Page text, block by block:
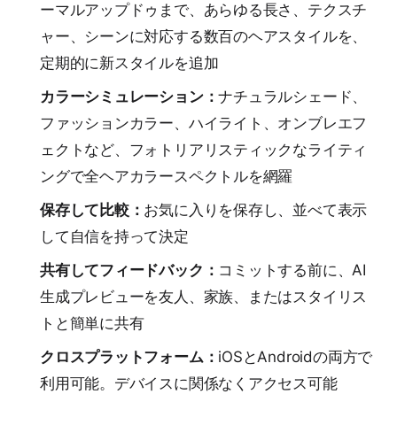
ーマルアップドゥまで、あらゆる長さ、テクスチ
ャー、シーンに対応する数百のヘアスタイルを、
定期的に新スタイルを追加
カラーシミュレーション：ナチュラルシェード、
ファッションカラー、ハイライト、オンブレエフ
ェクトなど、フォトリアリスティックなライティ
ングで全ヘアカラースペクトルを網羅
保存して比較： お気に入りを保存し、並べて表示
して自信を持って決定
共有してフィードバック： コミットする前に、AI
生成プレビューを友人、家族、またはスタイリス
トと簡単に共有
クロスプラットフォーム： iOSとAndroidの両方で
利用可能。デバイスに関係なくアクセス可能